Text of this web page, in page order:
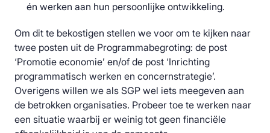
én werken aan hun persoonlijke ontwikkeling.
Om dit te bekostigen stellen we voor om te kijken naar
twee posten uit de Programmabegroting: de post
‘Promotie economie’ en/of de post ‘Inrichting
programmatisch werken en concernstrategie’.
Overigens willen we als SGP wel iets meegeven aan
de betrokken organisaties. Probeer toe te werken naar
een situatie waarbij er weinig tot geen financiële